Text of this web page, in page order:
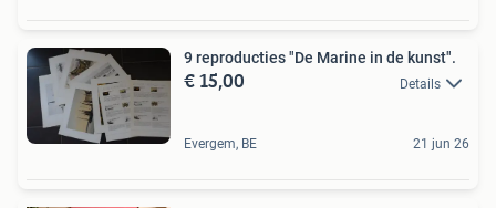
9 reproducties "De Marine in de kunst".
€ 15,00 Details
Evergem, BE 21 jun 26